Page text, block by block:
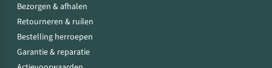
Bezorgen & afhalen
Retourneren & ruilen
Bestelling herroepen
Garantie & reparatie